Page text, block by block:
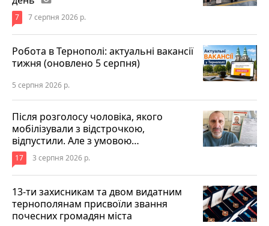
7 7 серпня 2026 р.
Робота в Тернополі: актуальні вакансії
тижня (оновлено 5 серпня)
5 серпня 2026 р.
Після розголосу чоловіка, якого
мобілізували з відстрочкою,
відпустили. Але з умовою…
17 3 серпня 2026 р.
13-ти захисникам та двом видатним
тернополянам присвоїли звання
почесних громадян міста